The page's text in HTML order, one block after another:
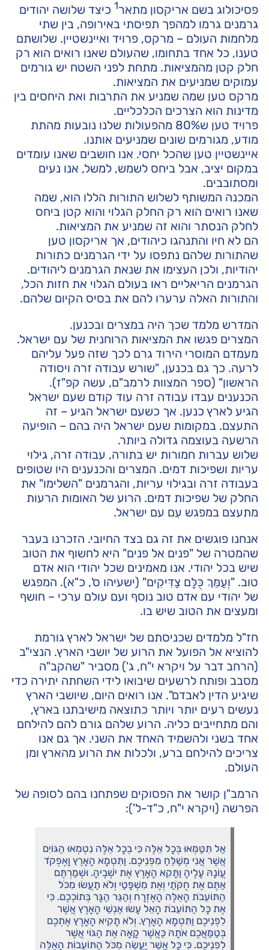
פסיכולוג בשם אריקסון מתאר1 כיצד שלושה יהודים
גרמנים גרמו למהפך תפיסתי באירופה, בין שתי
מלחמות העולם – מרקס, פרויד ואיינשטיין. שלושתם
טענו, כל אחד בתחומו, שהעולם שאנו רואים הוא רק
חלק קטן מהמציאות. מתחת לפני השטח יש גורמים
עמוקים שמניעים את המציאות.
מרקס טען שמה שמניע את התרבות ואת היחסים בין
מדינות הוא הצרכים הכלכליים.
פרויד טען ש80% מהפעולות שלנו נובעות מהתת
מודע, מגורמים שונים שמניעים אותנו.
איינשטיין טען שהכל יחסי. אנו חושבים שאנו עומדים
במקום יציב, אבל ביחס לשמש, למשל, אנו נעים
ומסתובבים.
המכנה המשותף לשלוש התורות הללו הוא, שמה
שאנו רואים הוא רק החלק הגלוי והוא קטן ביחס
לחלק הנסתר והוא זה שמניע את המציאות.
הם לא חיו והתנהגו כיהודים, אך אריקסון טען
שהתורות שלהם נתפסו על ידי הגרמנים כתורות
יהודיות, ולכן העצימו את שנאת הגרמנים ליהודים.
הגרמנים הריאליים ראו בעולם הגלוי את חזות הכל,
והתורות האלה ערערו להם את בסיס הקיום שלהם.
המדרש מלמד שכך היה במצרים ובכנען.
המצרים פגשו את המציאות הרוחנית של עם ישראל.
מעמדם המוסרי הירוד גרם לכך שזה פעל עליהם
לרעה. כך גם בכנען, "שורש עבודה זרה ויסודה
הראשון" (ספר המצוות לרמב"ם, עשה קפ"ז).
הכנענים עבדו עבודה זרה עוד קודם שעם ישראל
הגיע לארץ כנען. אך כשעם ישראל הגיע – זה
התעצם. במקומות שעם ישראל היה בהם – הופיעה
הרשעה בעוצמה גדולה ביותר.
שלוש עברות חמורות יש בתורה, עבודה זרה, גילוי
עריות ושפיכות דמים. המצרים והכנענים היו שטופים
בעבודה זרה ובגילוי עריות, והגרמנים "השלימו" את
החלק של שפיכות דמים. הרוע של האומות הרעות
מתעצם במפגש עִם עם ישראל.
אנחנו פוגשים את זה גם בצד החיובי. הזכרנו בעבר
שהמטרה של "פנים אל פנים" היא לחשוף את הטוב
שיש בכל יהודי. אנו מאמינים שכל יהודי הוא אדם
טוב. "וְעַמֵּךְ כֻּלָּם צַדִּיקִים" (ישעיהו ס', כ"א). המפגש
של יהודי עם אדם טוב נוסף ועם עולם ערכי – חושף
ומעצים את הטוב שיש בו.
חז"ל מלמדים שכניסתם של ישראל לארץ גורמת
להוציא אל הפועל את הרוע של יושבי הארץ. הנצי"ב
(הרחב דבר על ויקרא י"ח, ג') מסביר "שהקב"ה
מסבב ופותח לרשעים שיבואו לידי השחתה יתירה כדי
שיגיע הדין לאבדם". אנו רואים היום, שיושבי הארץ
נעשים רעים יותר ויותר כתוצאה מישיבתנו בארץ,
והם מתחייבים כליה. הרוע שלהם גורם להם להילחם
אחד בשני ולהשמיד האחד את השני. אך גם אנו
צריכים להילחם ברע, ולכלות את הרוע מהארץ ומן
העולם.
הרמב"ן קושר את הפסוקים שפתחנו בהם לסופה של
הפרשה (ויקרא י"ח, כ"ד-ל'):
אַל תִּטַּמְּאוּ בְּכָל אֵלֶּה כִּי בְכָל אֵלֶּה נִטְמְאוּ הַגּוֹיִם
אֲשֶׁר אֲנִי מְשַׁלֵּחַ מִפְּנֵיכֶם. וַתִּטְמָא הָאָרֶץ וָאֶפְקֹד
עֲוֹנָהּ עָלֶיהָ וַתָּקִא הָאָרֶץ אֶת יֹשְׁבֶיהָ. וּשְׁמַרְתֶּם
אַתֶּם אֶת חֻקֹּתַי וְאֶת מִשְׁפָּטַי וְלֹא תַעֲשׂוּ מִכֹּל
הַתּוֹעֵבֹת הָאֵלֶּה הָאֶזְרָח וְהַגֵּר הַגָּר בְּתוֹכְכֶם. כִּי
אֶת כָּל הַתּוֹעֵבֹת הָאֵל עָשׂוּ אַנְשֵׁי הָאָרֶץ אֲשֶׁר
לִפְנֵיכֶם וַתִּטְמָא הָאָרֶץ. וְלֹא תָקִיא הָאָרֶץ אֶתְכֶם
בְּטַמַּאֲכֶם אֹתָהּ כַּאֲשֶׁר קָאָה אֶת הַגּוֹי אֲשֶׁר
לִפְנֵיכֶם. כִּי כָּל אֲשֶׁר יַעֲשֶׂה מִכֹּל הַתּוֹעֵבוֹת הָאֵלֶּה